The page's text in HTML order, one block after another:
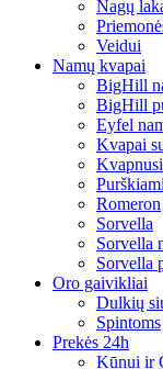
Nagų
Veidui
Namų kvapai
BigHill
BigHill
Eyfel
Kvapai
Romeron
Sorvella
Sorvella
Sorvella
Oro gaivikliai
Dulkių
Spintoms
Prekės 24h
Kūnui ir